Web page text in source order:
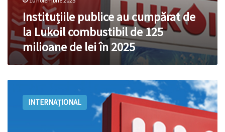
Instituțiile publice au cumpărat de
la Lukoil combustibil de 125
milioane de lei în 2025
INTERNAȚIONAL